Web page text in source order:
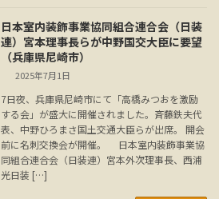
日本室内装飾事業協同組合連合会（日装
連）宮本理事長らが中野国交大臣に要望
（兵庫県尼崎市）
2025年7月1日
7日夜、兵庫県尼崎市にて「高橋みつおを激励
する会」が盛大に開催されました。斉藤鉄夫代
表、中野ひろまさ国土交通大臣らが出席。 開会
前に名刺交換会が開催。 日本室内装飾事業協
同組合連合会（日装連）宮本外次理事長、西浦
光日装 […]